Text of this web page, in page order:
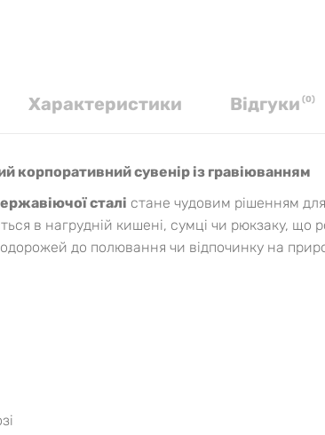
Характеристики Вiдгуки (0)
корпоративний сувенір із гравіюванням
сталі стане чудовим рішенням
в нагрудній кишені, сумці чи рюкзаку, що
до полювання чи відпочинку на